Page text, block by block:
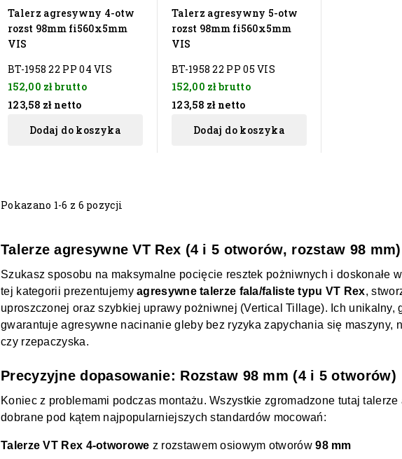
Talerz agresywny 4-otw
rozst 98mm fi560x5mm
VIS
BT-1958 22 PP 04 VIS
152,00 złbrutto
123,58 zł netto
Dodaj do koszyka
Talerz agresywny 5-otw
rozst 98mm fi560x5mm
VIS
BT-1958 22 PP 05 VIS
152,00 złbrutto
123,58 zł netto
Dodaj do koszyka
Pokazano 1-6 z 6 pozycji
Talerze agresywne VT Rex (4 i 5 otworów, rozstaw 98 mm)
Szukasz sposobu na maksymalne pocięcie resztek pożniwnych i doskonałe
tej kategorii prezentujemyagresywne talerze fala/faliste typu VT Rex,
uproszczonej oraz szybkiej uprawy pożniwnej (Vertical Tillage). Ich unikalny,
gwarantuje agresywne nacinanie gleby bez ryzyka zapychania się maszyny,
czy rzepaczyska.
Precyzyjne dopasowanie: Rozstaw 98 mm (4 i 5 otworów)
Koniec z problemami podczas montażu. Wszystkie zgromadzone tutaj
dobrane pod kątem najpopularniejszych standardów mocowań:
Talerze VT Rex 4-otworowe z rozstawem osiowym otworów98 mm